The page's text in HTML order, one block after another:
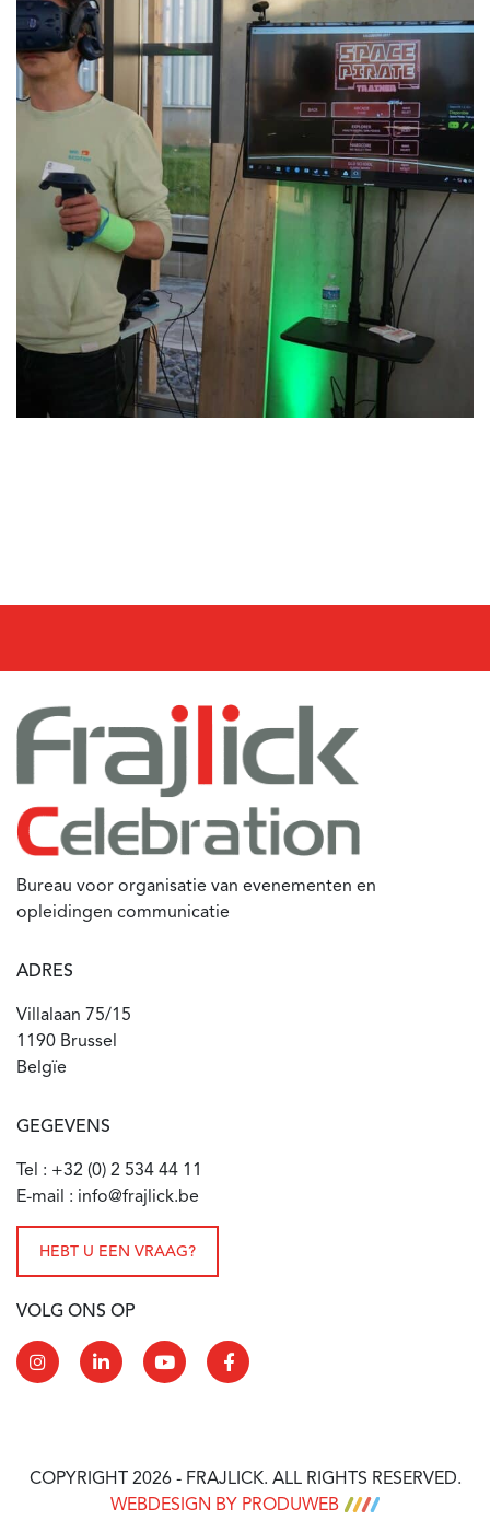
Bureau voor organisatie van evenementen en
opleidingen communicatie
ADRES
Villalaan 75/15
1190 Brussel
Belgïe
GEGEVENS
Tel : +32 (0) 2 534 44 11
E-mail : info@frajlick.be
HEBT U EEN VRAAG?
VOLG ONS OP
COPYRIGHT 2026 - FRAJLICK. ALL RIGHTS RESERVED.
WEBDESIGN BY PRODUWEB